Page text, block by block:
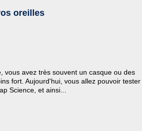
oreilles
vous avez très souvent un casque ou des
fort. Aujourd'hui, vous allez pouvoir tester
Science, et ainsi...